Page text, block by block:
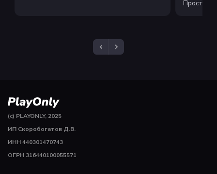
Просто и
(c) PLAYONLY, 2025
ИП Скоробогатов Д.В.
ИНН 440301470743
ОГРН 316440100055571